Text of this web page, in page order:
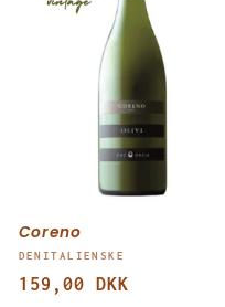
Coreno
Forhandler:
DENITALIENSKE
Normalpris
159,00 DKK